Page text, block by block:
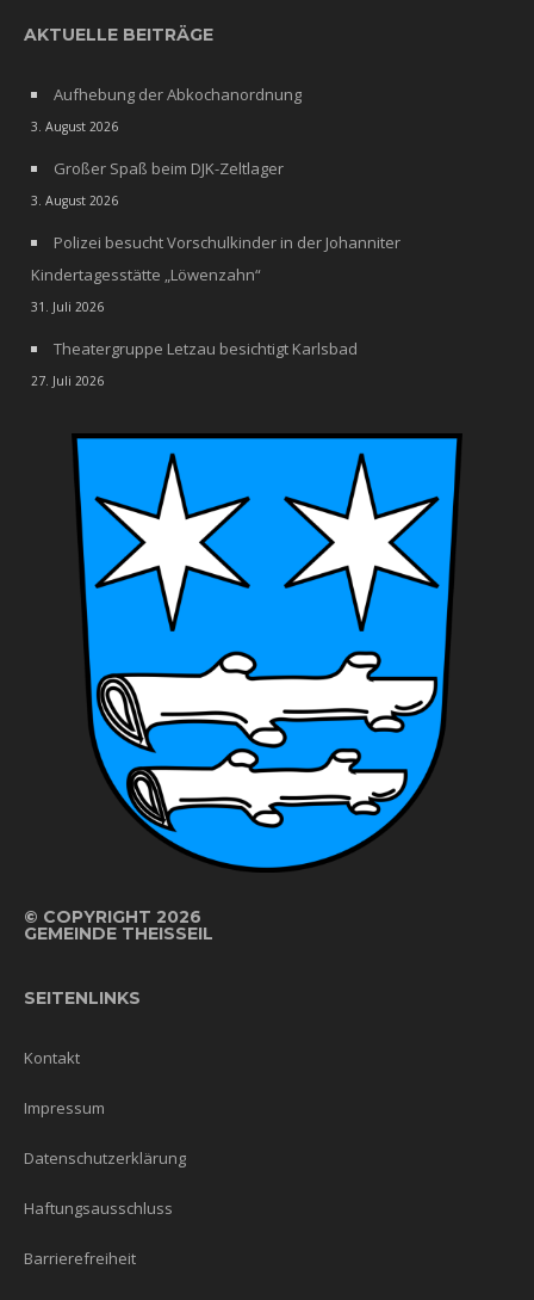
AKTUELLE BEITRÄGE
Aufhebung der Abkochanordnung
3. August 2026
Großer Spaß beim DJK-Zeltlager
3. August 2026
Polizei besucht Vorschulkinder in der Johanniter
Kindertagesstätte „Löwenzahn“
31. Juli 2026
Theatergruppe Letzau besichtigt Karlsbad
27. Juli 2026
© COPYRIGHT 2026
GEMEINDE THEISSEIL
SEITENLINKS
Kontakt
Impressum
Datenschutzerklärung
Haftungsausschluss
Barrierefreiheit